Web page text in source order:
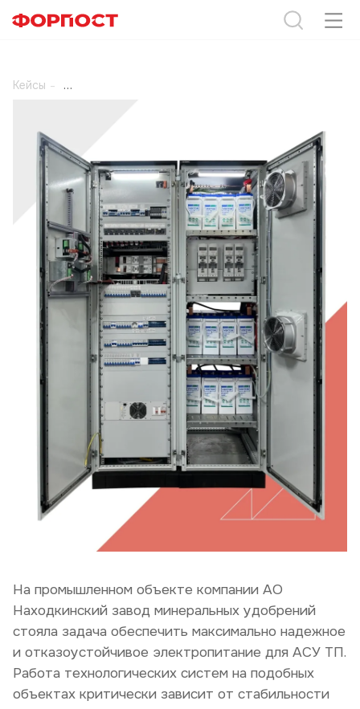
Кейсы -
На промышленном объекте компании АО
Находкинский завод минеральных удобрений
стояла задача обеспечить максимально надежное
и отказоустойчивое электропитание для АСУ ТП.
Работа технологических систем на подобных
объектах критически зависит от стабильности